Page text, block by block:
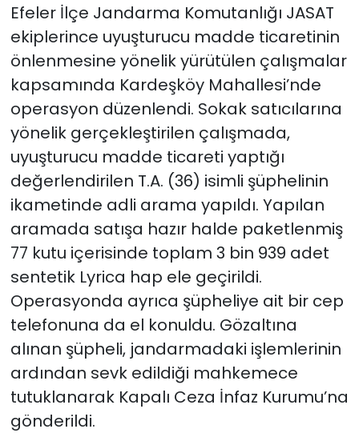
Efeler İlçe Jandarma Komutanlığı JASAT
ekiplerince uyuşturucu madde ticaretinin
önlenmesine yönelik yürütülen çalışmalar
kapsamında Kardeşköy Mahallesi’nde
operasyon düzenlendi. Sokak satıcılarına
yönelik gerçekleştirilen çalışmada,
uyuşturucu madde ticareti yaptığı
değerlendirilen T.A. (36) isimli şüphelinin
ikametinde adli arama yapıldı. Yapılan
aramada satışa hazır halde paketlenmiş
77 kutu içerisinde toplam 3 bin 939 adet
sentetik Lyrica hap ele geçirildi.
Operasyonda ayrıca şüpheliye ait bir cep
telefonuna da el konuldu. Gözaltına
alınan şüpheli, jandarmadaki işlemlerinin
ardından sevk edildiği mahkemece
tutuklanarak Kapalı Ceza İnfaz Kurumu’na
gönderildi.